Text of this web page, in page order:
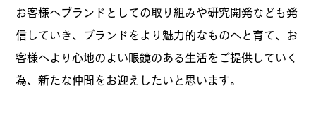
お客様へブランドとしての取り組みや研究開発なども発
信していき、ブランドをより魅力的なものへと育て、お
客様へより心地のよい眼鏡のある生活をご提供していく
為、新たな仲間をお迎えしたいと思います。